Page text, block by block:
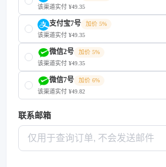
该渠道实付 ¥49.35
支付宝7号
加价 5%
该渠道实付 ¥49.35
微信2号
加价 5%
该渠道实付 ¥49.35
微信7号
加价 6%
该渠道实付 ¥49.82
联系邮箱